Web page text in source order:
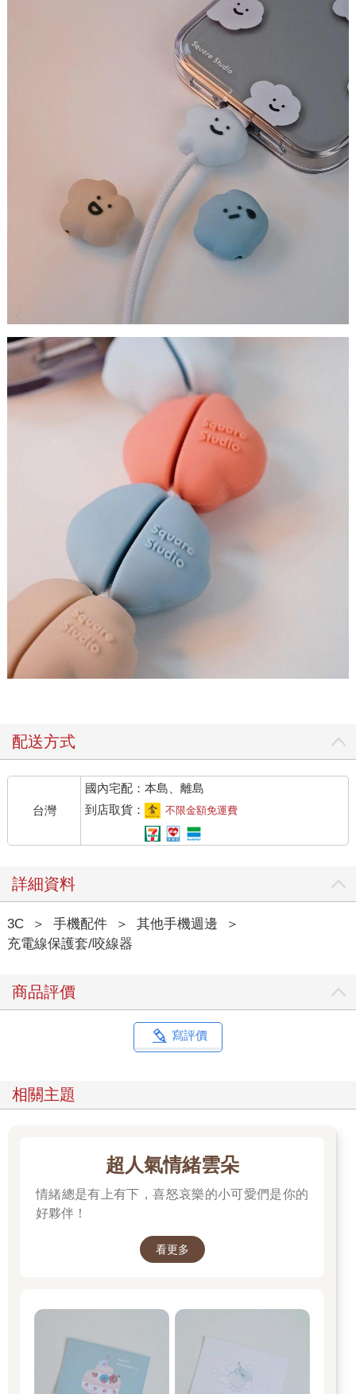
配送方式
台灣
國內宅配：本島、離島
到店取貨：
不限金額免運費
詳細資料
3C ＞ 手機配件 ＞ 其他手機週邊
＞
充電線保護套/咬線器
商品評價
寫評價
相關主題
超人氣情緒雲朵
情緒總是有上有下，喜怒哀樂的小可愛們是你的
好夥伴！
看更多